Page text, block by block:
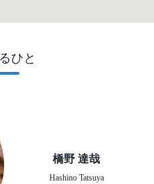
ひと
橋野 達哉
Hashino Tatsuya